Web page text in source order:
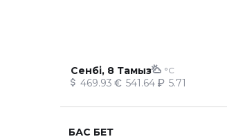
Сенбі, 8 Тамыз °C
469.93 541.64 5.71
БАС БЕТ